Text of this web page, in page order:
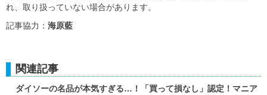
れ、取り扱っていない場合があります。
記事協力： 海原藍
関連記事
ダイソーの名品が本気すぎる…！「買って損なし」認定！マニア